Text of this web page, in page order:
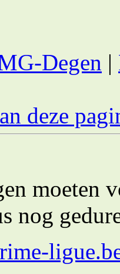
Degen |
deze
moeten
nog